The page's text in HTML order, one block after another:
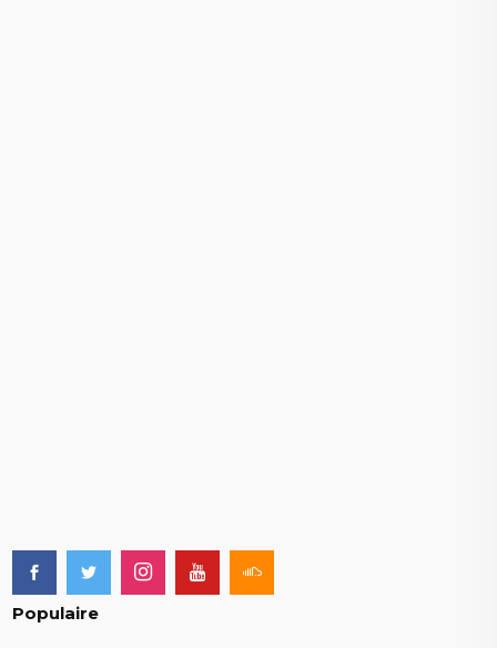
Populaire